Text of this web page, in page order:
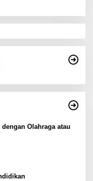
Olahraga atau